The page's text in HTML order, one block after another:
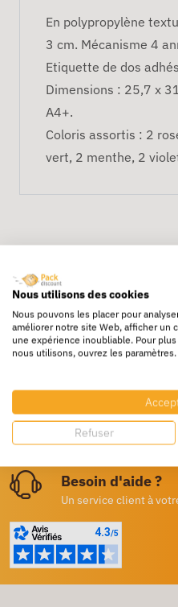
En polypropylène
3 cm. Mécanisme 4
Etiquette de dos
Dimensions : 25,7 x
A4+.
Coloris assortis : 2
vert, 2 menthe, 2
Livraison rapide
24/72h partout en
Dès 250€ HT d’achat
Destockage
Profitez de prix bas
Besoin d'aide ?
Un service client à
Nous utilisons des cookies
Nous pouvons les placer pour
améliorer notre site Web, afficher un
une expérience inoubliable. Pour
nous utilisons, ouvrez les paramètres.
Refuser